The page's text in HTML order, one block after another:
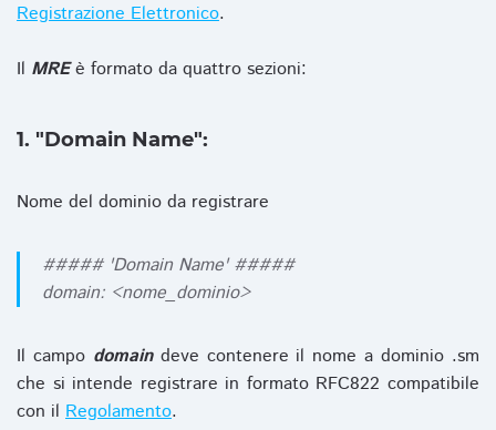
Registrazione Elettronico.
Il MREè formato da quattro sezioni:
1. "Domain Name":
Nome del dominio da registrare
##### 'Domain Name' #####
domain: <nome_dominio>
Il campo domaindeve contenere il nome a dominio .sm
che si intende registrare in formato RFC822 compatibile
con il Regolamento.